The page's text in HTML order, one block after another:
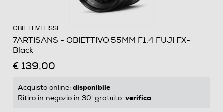
OBIETTIVI FISSI
7ARTISANS - OBIETTIVO 55MM F1.4 FUJI FX-
Black
€ 139,00
Acquisto online: disponibile
Ritiro in negozio in 30' gratuito: verifica